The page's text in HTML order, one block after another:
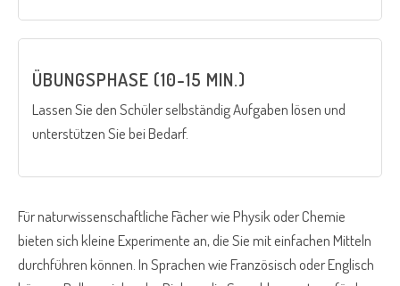
ÜBUNGSPHASE (10-15 MIN.)
Lassen Sie den Schüler selbständig Aufgaben lösen und
unterstützen Sie bei Bedarf.
Für naturwissenschaftliche Fächer wie Physik oder Chemie
bieten sich kleine Experimente an, die Sie mit einfachen Mitteln
durchführen können. In Sprachen wie Französisch oder Englisch